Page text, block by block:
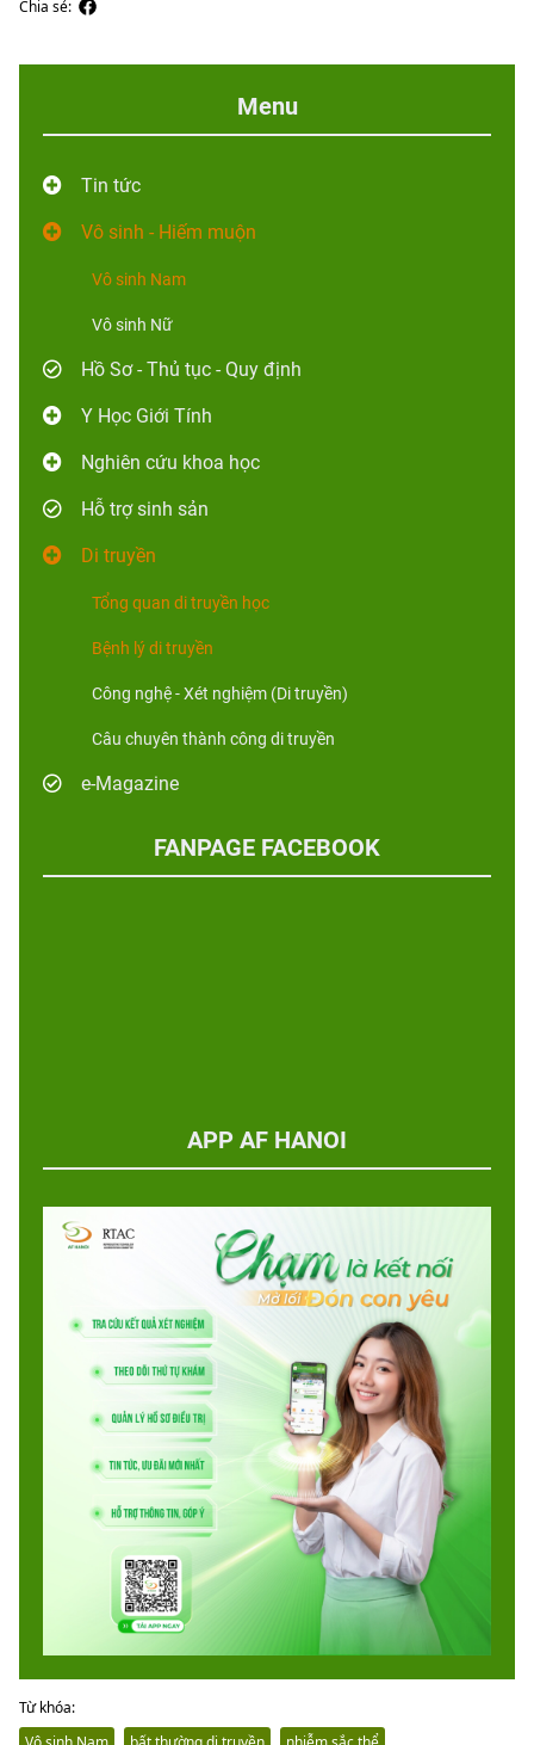
Chia sẻ:
Menu
Tin tức
Vô sinh - Hiếm muộn
Vô sinh Nam
Vô sinh Nữ
Hồ Sơ - Thủ tục - Quy định
Y Học Giới Tính
Nghiên cứu khoa học
Hỗ trợ sinh sản
Di truyền
Tổng quan di truyền học
Bệnh lý di truyền
Công nghệ - Xét nghiệm (Di truyền)
Câu chuyên thành công di truyền
e-Magazine
FANPAGE FACEBOOK
APP AF HANOI
Từ khóa: